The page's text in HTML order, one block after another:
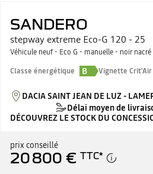
SANDERO
stepway extreme Eco-G 120 - 25
Véhicule neuf - Eco G - manuelle - noir nacré
Classe énergétique
B Vignette Crit'Air
DACIA SAINT JEAN DE LUZ -
Délai moyen de
DÉCOUVREZ LE STOCK DU
prix conseillé
20 800 € TTC*